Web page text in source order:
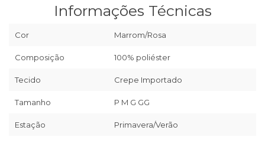
Informações Técnicas
Cor Marrom/Rosa
Composição 100% poliéster
Tecido Crepe Importado
Tamanho P M G GG
Estação Primavera/Verão